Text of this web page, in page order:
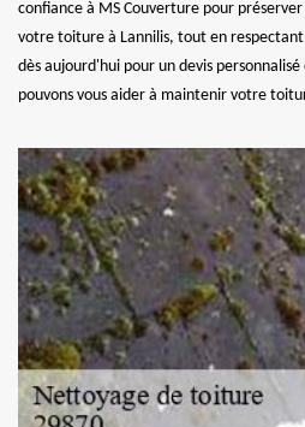
confiance à MS Couverture pour
votre toiture à Lannilis, tout en
dès aujourd'hui pour un devis
pouvons vous aider à maintenir votre